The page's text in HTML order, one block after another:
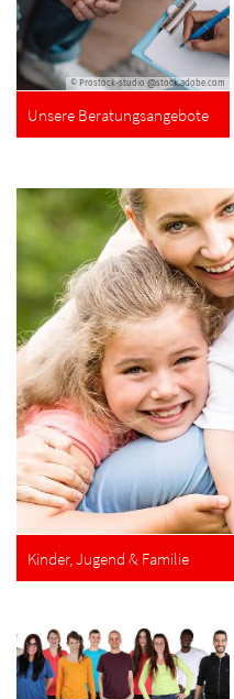
© Prostock-studio @stock.adobe.com
Unsere Beratungsangebote
Kinder, Jugend & Familie